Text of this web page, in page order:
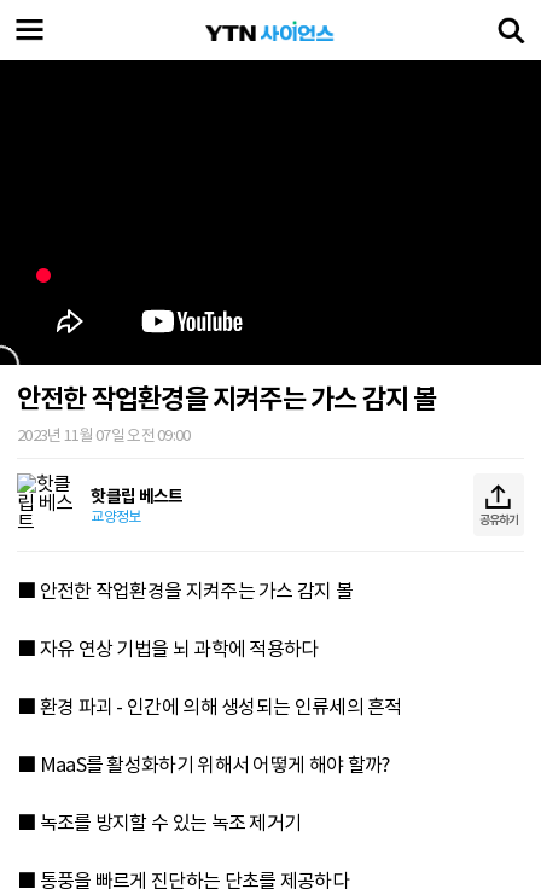
안전한 작업환경을 지켜주는 가스 감지 볼
2023년 11월 07일 오전 09:00
핫클립 베스트
교양정보 공유하기
■ 안전한 작업환경을 지켜주는 가스 감지 볼
■ 자유 연상 기법을 뇌 과학에 적용하다
■ 환경 파괴 - 인간에 의해 생성되는 인류세의 흔적
■ MaaS를 활성화하기 위해서 어떻게 해야 할까?
■ 녹조를 방지할 수 있는 녹조 제거기
■ 통풍을 빠르게 진단하는 단초를 제공하다